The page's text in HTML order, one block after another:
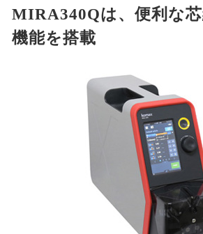
MIRA340Qは、便利な
機能を搭載